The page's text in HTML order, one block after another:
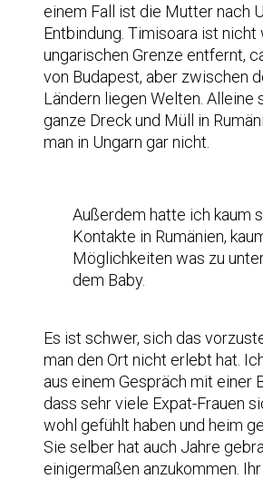
einem Fall ist die Mutter nach
Entbindung. Timisoara ist
ungarischen Grenze entfernt,
von Budapest, aber zwischen
Ländern liegen Welten. Alleine
ganze Dreck und Müll in
man in Ungarn gar nicht.
Außerdem hatte ich kaum
Kontakte in Rumänien,
Möglichkeiten was zu
dem Baby.
Es ist schwer, sich das
man den Ort nicht erlebt hat.
aus einem Gespräch mit einer
dass sehr viele Expat-Frauen
wohl gefühlt haben und heim
Sie selber hat auch Jahre
einigermaßen anzukommen.